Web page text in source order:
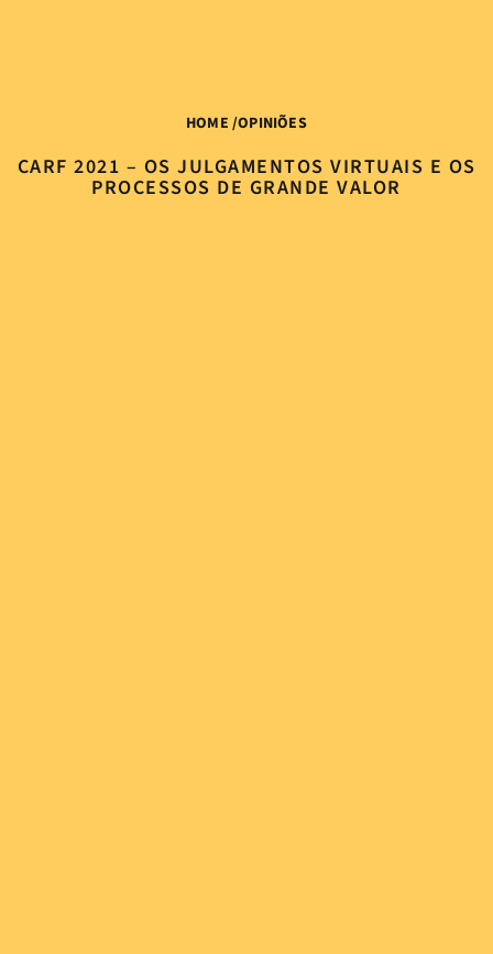
HOME /OPINIÕES
CARF 2021 – OS JULGAMENTOS VIRTUAIS E OS
PROCESSOS DE GRANDE VALOR